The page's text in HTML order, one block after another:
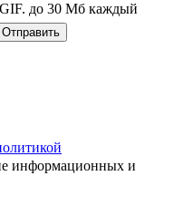
до 30 Мб каждый
Отправить
информационных и